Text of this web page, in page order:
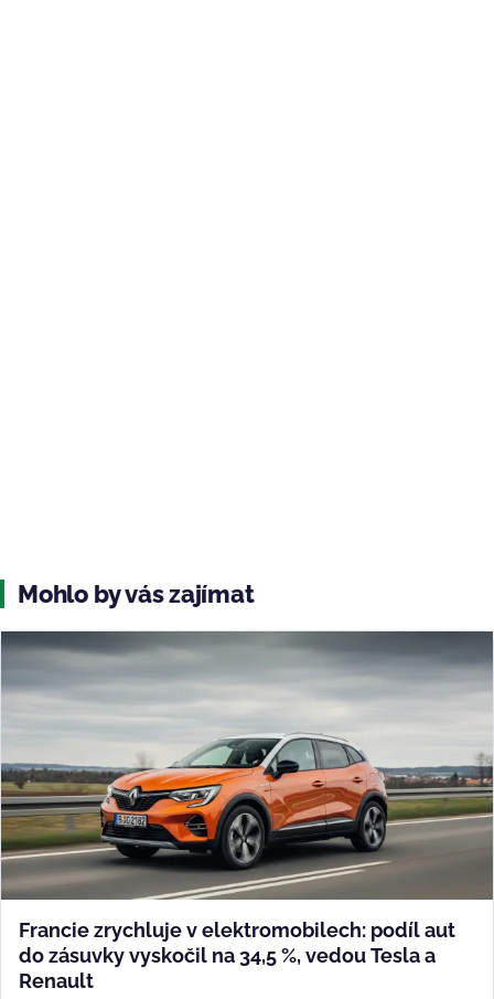
Mohlo by vás zajímat
Francie zrychluje v elektromobilech: podíl aut
do zásuvky vyskočil na 34,5 %, vedou Tesla a
Renault